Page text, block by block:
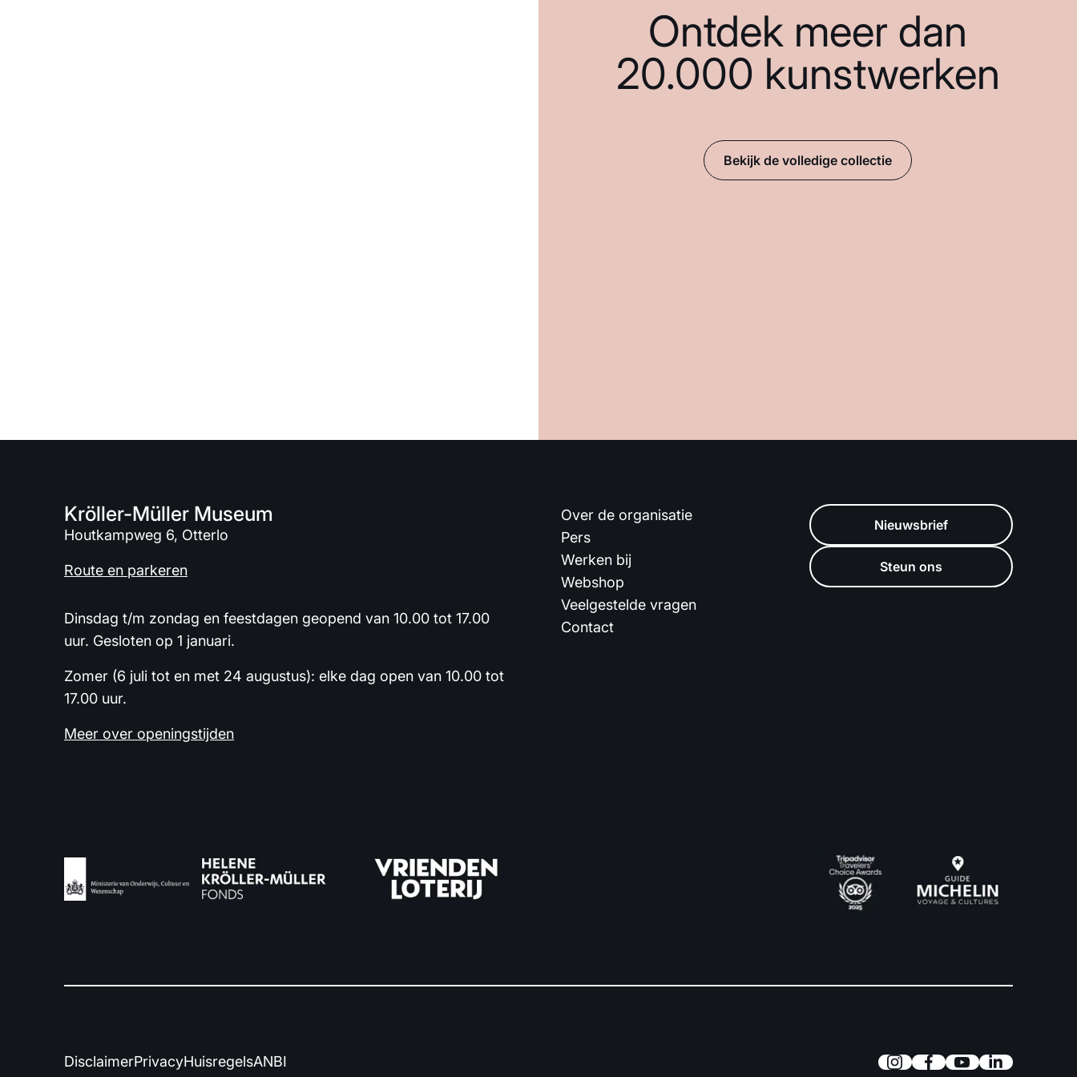
Ontdek meer dan
20.000 kunstwerken
Bekijk de volledige collectie
Kröller-Müller Museum
Houtkampweg 6, Otterlo
Route en parkeren
Dinsdag t/m zondag en feestdagen geopend van 10.00 tot 17.00
uur. Gesloten op 1 januari.
Zomer (6 juli tot en met 24 augustus): elke dag open van 10.00 tot
17.00 uur.
Meer over openingstijden
Over de organisatie
Pers
Werken bij
Webshop
Veelgestelde vragen
Contact
Nieuwsbrief
Steun ons
DisclaimerPrivacyHuisregelsANBI